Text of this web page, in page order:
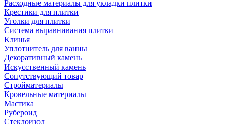
Расходные материалы для укладки плитки
Крестики для плитки
Уголки для плитки
Система выравнивания плитки
Клинья
Уплотнитель для ванны
Декоративный камень
Искусственный камень
Сопутствующий товар
Стройматериалы
Кровельные материалы
Мастика
Рубероид
Стеклоизол